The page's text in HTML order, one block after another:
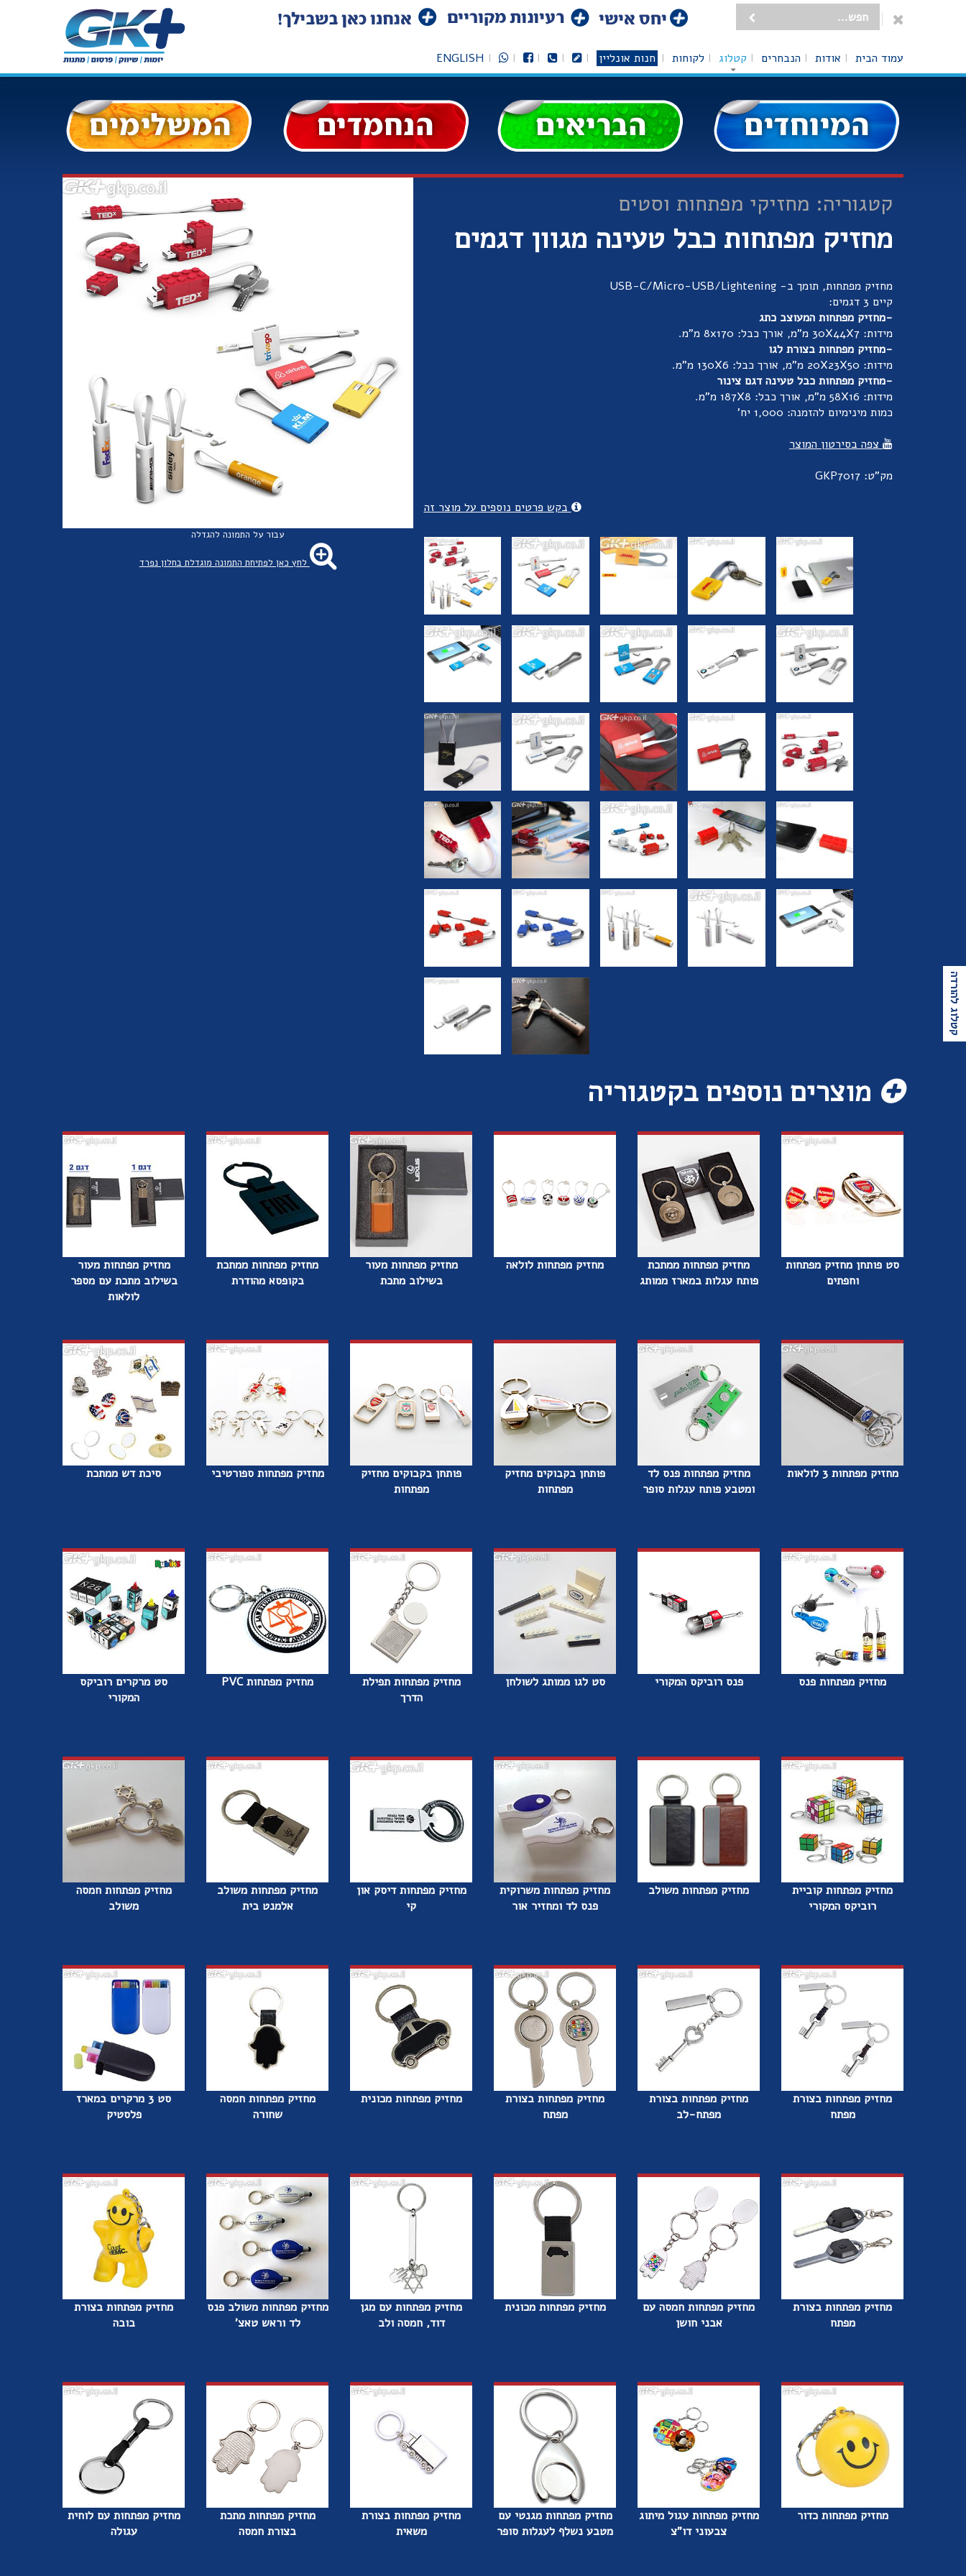
עמוד הבית אודות הנבחרים קטלוג לקוחות חנות אונליין ENGLISH
קטלוג להורדה
קטגוריה: מחזיקי מפתחות וסטים
מחזיק מפתחות כבל טעינה מגוון דגמים
מחזיק מפתחות, תומך ב- USB-C/Micro-USB/Lightening
קיים 3 דגמים:
-מחזיק מפתחות המעוצב כתג
מידות: 30X44X7 מ"מ, אורך כבל: 8x170 מ"מ.
-מחזיק מפתחות בצורת לגו
מידות: 20X23X50 מ"מ, אורך כבל: 130X6 מ"מ.
-מחזיק מפתחות כבל טעינה דגם צינור
מידות: 58X16 מ"מ, אורך כבל: 187X8 מ"מ.
כמות מינימיום להזמנה: 1,000 יח'
צפה בסירטון המוצר
מק"ט: GKP7017
בקש פרטים נוספים על מוצר זה
עבור על התמונה להגדלה
לחץ כאן לפתיחת התמונה מוגדלת בחלון נפרד
מוצרים נוספים בקטגוריה
סט פותחן מחזיק מפתחות
וחפתים
מחזיק מפתחות ממתכת
פותח עגלות במארז ממותג
מחזיק מפתחות לולאה
מחזיק מפתחות מעור
בשילוב מתכת
מחזיק מפתחות ממתכת
בקופסא מהודרת
מחזיק מפתחות מעור
בשילוב מתכת עם מספר
לולאות
מחזיק מפתחות 3 לולאות
מחזיק מפתחות פנס לד
ומטבע פותח עגלות סופר
פותחן בקבוקים מחזיק
מפתחות
פותחן בקבוקים מחזיק
מפתחות
מחזיק מפתחות ספורטיבי סיכת דש ממתכת
מחזיק מפתחות פנס פנס רוביקס המקורי סט לגו ממותג לשולחן
מחזיק מפתחות תפילת
הדרך
מחזיק מפתחות PVC
סט מרקרים רוביקס
המקורי
מחזיק מפתחות קוביית
רוביקס המקורי
מחזיק מפתחות משולב
מחזיק מפתחות משרוקית
פנס לד ומחזיר אור
מחזיק מפתחות דיסק און
קי
מחזיק מפתחות משולב
אלמנט בית
מחזיק מפתחות חמסה
משולב
מחזיק מפתחות בצורת
מפתח
מחזיק מפתחות בצורת
מפתח-לב
מחזיק מפתחות בצורת
מפתח
מחזיק מפתחות מכונית
מחזיק מפתחות חמסה
שחורה
סט 3 מרקרים במארז
פלסטיק
מחזיק מפתחות בצורת
מפתח
מחזיק מפתחות חמסה עם
אבני חושן
מחזיק מפתחות מכונית
מחזיק מפתחות עם מגן
דוד, חמסה ולב
מחזיק מפתחות משולב פנס
לד וראש טאצ'
מחזיק מפתחות בצורת
בובה
מחזיק מפתחות כדור
מחזיק מפתחות עגול מיתוג
צבעוני דו"צ
מחזיק מפתחות מגנטי עם
מטבע נשלף לעגלות סופר
מחזיק מפתחות בצורת
משאית
מחזיק מפתחות מתכת
בצורת חמסה
מחזיק מפתחות עם לוחית
עגולה